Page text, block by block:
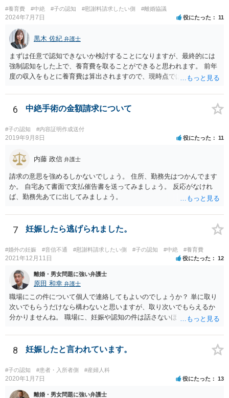
#養育費 #中絶 #子の認知 #慰謝料請求したい側 #離婚協議
2024年7月7日 役にたった 11
黒木 佐紀 弁護士
まずは任意で認知できないか検討することになりますが、最終的には
強制認知をした上で、養育費を取ることができると思われます。 前年
度の収入をもとに養育費は算出されますので、現時点では少額しか取
育費の増額調停を起こすこともできます。 仮に中絶する場合でも、相
手方が妊娠について話し合いをしっかりしてくれない場合には、慰謝
料請求などもできる可能性があります。 いずれにせよ、親御さんとの
関わりが不可欠となると思われますので、一度話し合った上で、法律
事務所へ早めのご相談をされたほうがよろしいかと思います。
6 中絶手術の金額請求について
#子の認知 #内容証明作成送付
2019年9月8日 役にたった 11
内藤 政信 弁護士
請求の意思を強めるしかないでしょう。 住所、勤務先はつかんでます
か。 自宅あて書面で支払催告書を送ってみましょう。 反応がなけれ
ば、勤務先あてに出してみましょう。
7 妊娠したら逃げられました。
#婚外の妊娠 #音信不通 #慰謝料請求したい側 #子の認知 #中絶 #養育費
2021年12月11日 役にたった 12
離婚・男女問題に強い弁護士
原田 和幸 弁護士
職場にこの件について個人で連絡してもよいのでしょうか？ 単に取り
次いでもらうだけなら構わないと思いますが、取り次いでもらえるか
分かりませんね。 職場に、妊娠や認知の件は話さないほうがよいと思
難しいと思われれば、弁護士に入ってもらうことも検討されてくださ
い。 一度、お近くの弁護士に相談されてみてもよいと思います。
8 妊娠したと言われています。
#子の認知 #患者・入所者側 #産婦人科
2020年1月7日 役にたった 13
離婚・男女問題に強い弁護士